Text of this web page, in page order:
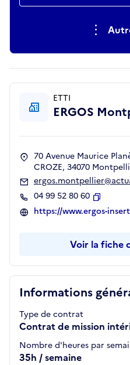
Informations
Type de contrat
Contrat de mission
Nombre d'heures par
35h / semaine
ETTI
ERGOS
70 Avenue Maurice
CROZE, 34070
04 99 52 80 60
Copier
https://www.ergos-
Voir la fiche